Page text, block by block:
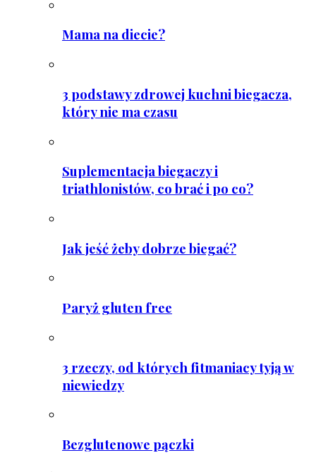
Mama na diecie?
3 podstawy zdrowej kuchni biegacza,
który nie ma czasu
Suplementacja biegaczy i
triathlonistów, co brać i po co?
Jak jeść żeby dobrze biegać?
Paryż gluten free
3 rzeczy, od których fitmaniacy tyją w
niewiedzy
Bezglutenowe pączki